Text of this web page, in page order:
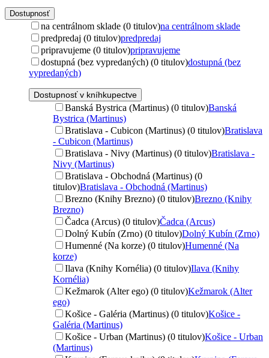
Dostupnosť
na centrálnom sklade (0 titulov)na centrálnom sklade
predpredaj (0 titulov)predpredaj
pripravujeme (0 titulov)pripravujeme
dostupná (bez vypredaných) (0 titulov)dostupná (bez
vypredaných)
Dostupnosť v kníhkupectve
Banská Bystrica (Martinus) (0 titulov)Banská
Bystrica (Martinus)
Bratislava - Cubicon (Martinus) (0 titulov)Bratislava
- Cubicon (Martinus)
Bratislava - Nivy (Martinus) (0 titulov)Bratislava -
Nivy (Martinus)
Bratislava - Obchodná (Martinus) (0
titulov)Bratislava - Obchodná (Martinus)
Brezno (Knihy Brezno) (0 titulov)Brezno (Knihy
Brezno)
Čadca (Arcus) (0 titulov)Čadca (Arcus)
Dolný Kubín (Zrno) (0 titulov)Dolný Kubín (Zrno)
Humenné (Na korze) (0 titulov)Humenné (Na
korze)
Ilava (Knihy Kornélia) (0 titulov)Ilava (Knihy
Kornélia)
Kežmarok (Alter ego) (0 titulov)Kežmarok (Alter
ego)
Košice - Galéria (Martinus) (0 titulov)Košice -
Galéria (Martinus)
Košice - Urban (Martinus) (0 titulov)Košice - Urban
(Martinus)